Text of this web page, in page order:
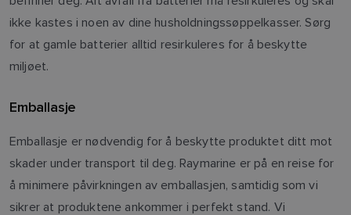
ikke kastes i noen av dine husholdningssøppelkasser. Sørg
for at gamle batterier alltid resirkuleres for å beskytte
miljøet.
Emballasje
Emballasje er nødvendig for å beskytte produktet ditt mot
skader under transport til deg. Raymarine er på en reise for
å minimere påvirkningen av emballasjen, samtidig som vi
sikrer at produktene ankommer i perfekt stand. Vi